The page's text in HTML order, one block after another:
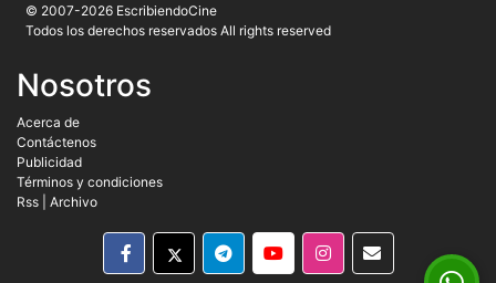
© 2007-2026 EscribiendoCine
Todos los derechos reservados All rights reserved
Nosotros
Acerca de
Contáctenos
Publicidad
Términos y condiciones
Rss
Archivo